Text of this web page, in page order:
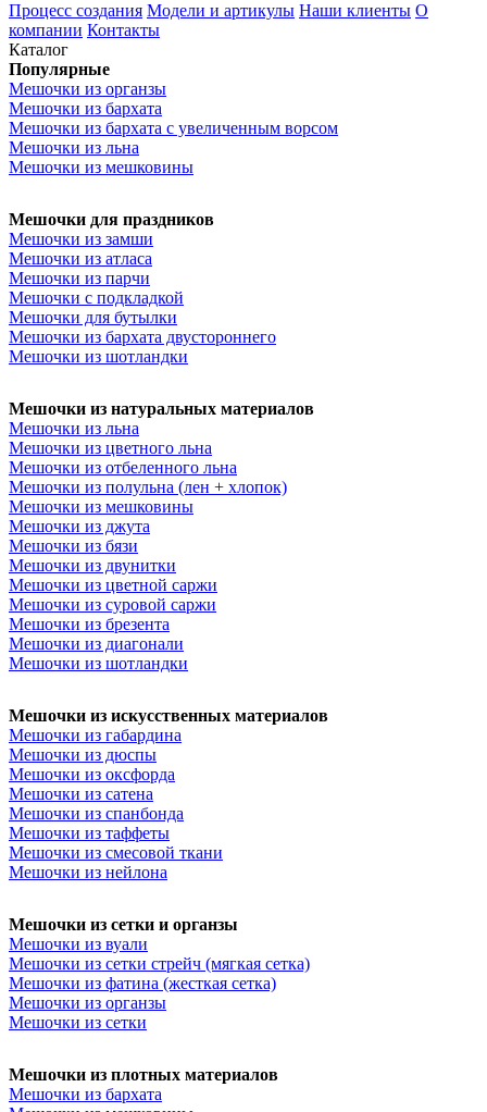
Процесс создания Модели и артикулы Наши клиенты О
компании Контакты
Каталог
Популярные
Мешочки из органзы
Мешочки из бархата
Мешочки из бархата с увеличенным ворсом
Мешочки из льна
Мешочки из мешковины
Мешочки для праздников
Мешочки из замши
Мешочки из атласа
Мешочки из парчи
Мешочки с подкладкой
Мешочки для бутылки
Мешочки из бархата двустороннего
Мешочки из шотландки
Мешочки из натуральных материалов
Мешочки из льна
Мешочки из цветного льна
Мешочки из отбеленного льна
Мешочки из полульна (лен + хлопок)
Мешочки из мешковины
Мешочки из джута
Мешочки из бязи
Мешочки из двунитки
Мешочки из цветной саржи
Мешочки из суровой саржи
Мешочки из брезента
Мешочки из диагонали
Мешочки из шотландки
Мешочки из искусственных материалов
Мешочки из габардина
Мешочки из дюспы
Мешочки из оксфорда
Мешочки из сатена
Мешочки из спанбонда
Мешочки из таффеты
Мешочки из смесовой ткани
Мешочки из нейлона
Мешочки из сетки и органзы
Мешочки из вуали
Мешочки из сетки стрейч (мягкая сетка)
Мешочки из фатина (жесткая сетка)
Мешочки из органзы
Мешочки из сетки
Мешочки из плотных материалов
Мешочки из бархата